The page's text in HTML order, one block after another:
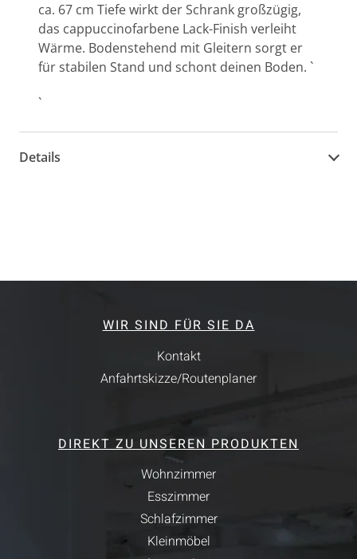
ca. 67 cm Tiefe wirkt der Schrank großzügig,
das cappuccinofarbene Lack-Finish verleiht
Wärme. Bodenstehend mit Gleitern sorgt er
für stabilen Stand und schont deinen Boden. `
`
Details
WIR SIND FÜR SIE DA
Kontakt
Anfahrtskizze/Routenplaner
DIREKT ZU UNSEREN PRODUKTEN
Wohnzimmer
Esszimmer
Schlafzimmer
Kleinmöbel